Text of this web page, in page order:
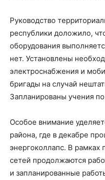
Руководство
республики доложило,
оборудования
нет. Установлены
электроснабжения и
бригады на случай
Запланированы учения
Особое внимание
района, где в декабре
энергоколлапс. В
сетей продолжаются
и запланированные